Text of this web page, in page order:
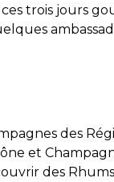
trois jours
des
et
des